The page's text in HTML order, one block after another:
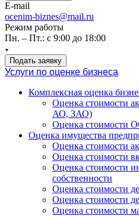
E-mail
ocenim-biznes@mail.ru
Режим работы
Пн. – Пт.: с 9:00 до 18:00
Подать заявку
Услуги по оценке бизнеса
Комплексная оценка
Оценка стоимости
АО, ЗАО)
Оценка стоимости
Оценка имущества
Оценка стоимости
Оценка стоимости
Оценка стоимости
собственности
Оценка стоимости
Оценка стоимости
Оценка стоимости